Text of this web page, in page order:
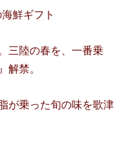
鮮ギフト
三陸の春を、一番乗
解禁。
が乗った旬の味を歌津